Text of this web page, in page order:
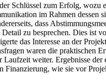
Schlüssel zum Erfolg,
im Rahmen dessen
dass
zu besprechen. Dies ist
das Interesse an der
waren die praktischen
weiter. Ergebnisse
Finanzierung, wie sie vor